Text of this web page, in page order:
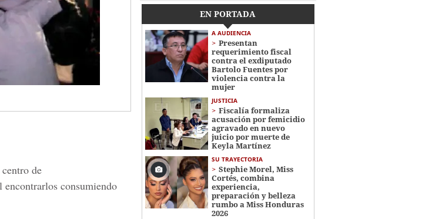
de
consumiendo
EN PORTADA
A AUDIENCIA
Presentan
requerimiento fiscal
contra el exdiputado
Bartolo Fuentes por
violencia contra la
mujer
JUSTICIA
Fiscalía formaliza
acusación por femicidio
agravado en nuevo
juicio por muerte de
Keyla Martínez
SU TRAYECTORIA
Stephie Morel, Miss
Cortés, combina
experiencia,
preparación y belleza
rumbo a Miss Honduras
2026